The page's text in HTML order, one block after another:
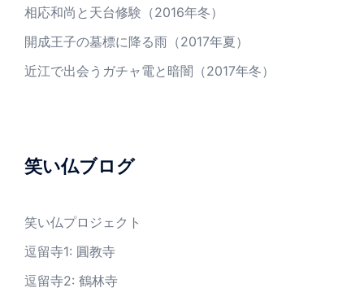
相応和尚と天台修験（2016年冬）
開成王子の墓標に降る雨（2017年夏）
近江で出会うガチャ電と暗闇（2017年冬）
笑い仏ブログ
笑い仏プロジェクト
逗留寺1: 圓教寺
逗留寺2: 鶴林寺